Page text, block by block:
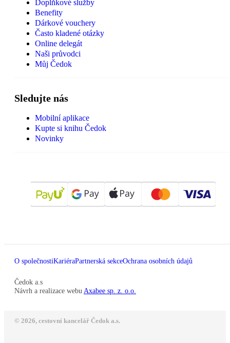
Doplňkové služby
Benefity
Dárkové vouchery
Často kladené otázky
Online delegát
Naši průvodci
Můj Čedok
Sledujte nás
Mobilní aplikace
Kupte si knihu Čedok
Novinky
O společnostiKariéraPartnerská sekceOchrana osobních údajů
Čedok a.s
Návrh a realizace webu Axabee sp. z. o.o.
© 2026, cestovní kancelář Čedok a.s.